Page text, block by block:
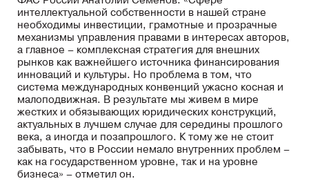
интеллектуальной собственности в нашей стране
необходимы инвестиции, грамотные и прозрачные
механизмы управления правами в интересах авторов,
а главное – комплексная стратегия для внешних
рынков как важнейшего источника финансирования
инноваций и культуры. Но проблема в том, что
система международных конвенций ужасно косная и
малоподвижная. В результате мы живем в мире
жестких и обязывающих юридических конструкций,
актуальных в лучшем случае для середины прошлого
века, а иногда и позапрошлого. К тому же не стоит
забывать, что в России немало внутренних проблем –
как на государственном уровне, так и на уровне
бизнеса» – отметил он.